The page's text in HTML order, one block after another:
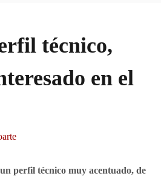
técnico,
en el
perfil técnico muy acentuado, de